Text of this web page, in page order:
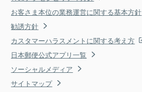
お客さま本位の業務運営に関する基本方針
勧誘方針
カスタマーハラスメントに関する考え方
日本郵便公式アプリ一覧
ソーシャルメディア
サイトマップ